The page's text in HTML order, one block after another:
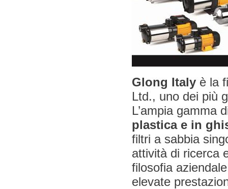
Glong Italy è la
Ltd., uno dei più
L’ampia gamma
plastica e in
filtri a sabbia
attività di ricerca
filosofia
elevate